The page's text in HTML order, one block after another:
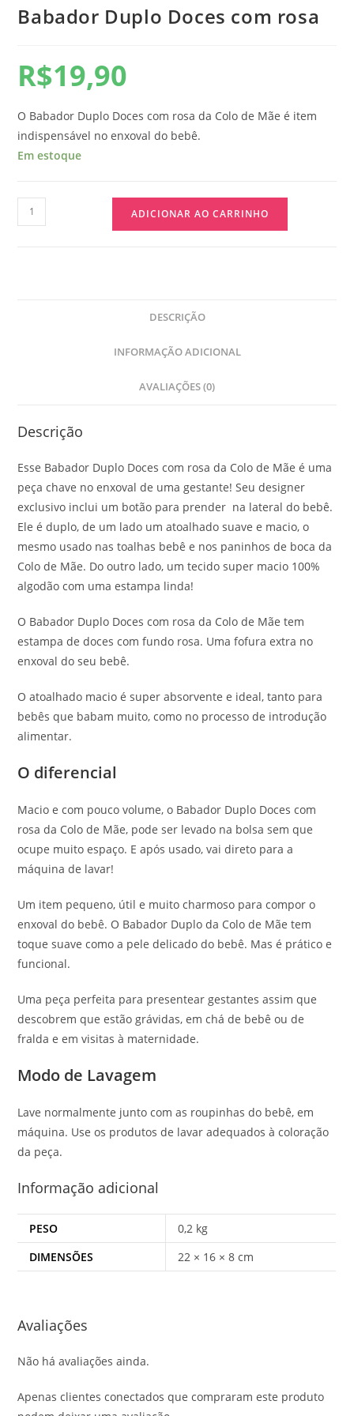
Babador Duplo Doces com rosa
R$19,90
O Babador Duplo Doces com rosa da Colo de Mãe é item
indispensável no enxoval do bebê.
Em estoque
ADICIONAR AO CARRINHO
DESCRIÇÃO
INFORMAÇÃO ADICIONAL
AVALIAÇÕES (0)
Descrição
Esse Babador Duplo Doces com rosa da Colo de Mãe é uma
peça chave no enxoval de uma gestante! Seu designer
exclusivo inclui um botão para prender na lateral do bebê.
Ele é duplo, de um lado um atoalhado suave e macio, o
mesmo usado nas toalhas bebê e nos paninhos de boca da
Colo de Mãe. Do outro lado, um tecido super macio 100%
algodão com uma estampa linda!
O Babador Duplo Doces com rosa da Colo de Mãe tem
estampa de doces com fundo rosa. Uma fofura extra no
enxoval do seu bebê.
O atoalhado macio é super absorvente e ideal, tanto para
bebês que babam muito, como no processo de introdução
alimentar.
O diferencial
Macio e com pouco volume, o Babador Duplo Doces com
rosa da Colo de Mãe, pode ser levado na bolsa sem que
ocupe muito espaço. E após usado, vai direto para a
máquina de lavar!
Um item pequeno, útil e muito charmoso para compor o
enxoval do bebê. O Babador Duplo da Colo de Mãe tem
toque suave como a pele delicado do bebê. Mas é prático e
funcional.
Uma peça perfeita para presentear gestantes assim que
descobrem que estão grávidas, em chá de bebê ou de
fralda e em visitas à maternidade.
Modo de Lavagem
Lave normalmente junto com as roupinhas do bebê, em
máquina. Use os produtos de lavar adequados à coloração
da peça.
Informação adicional
PESO
0,2 kg
DIMENSÕES
22 × 16 × 8 cm
Avaliações
Não há avaliações ainda.
Apenas clientes conectados que compraram este produto